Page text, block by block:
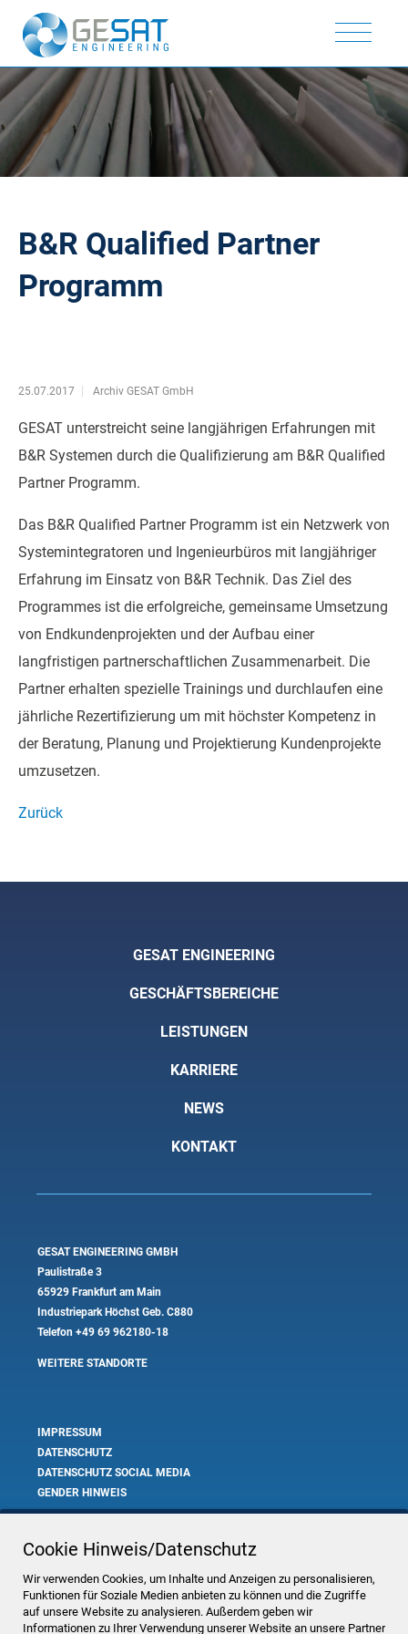
B&R Qualified Partner
Programm
25.07.2017 Archiv GESAT GmbH
GESAT unterstreicht seine langjährigen Erfahrungen mit
B&R Systemen durch die Qualifizierung am B&R Qualified
Partner Programm.
Das B&R Qualified Partner Programm ist ein Netzwerk von
Systemintegratoren und Ingenieurbüros mit langjähriger
Erfahrung im Einsatz von B&R Technik. Das Ziel des
Programmes ist die erfolgreiche, gemeinsame Umsetzung
von Endkundenprojekten und der Aufbau einer
langfristigen partnerschaftlichen Zusammenarbeit. Die
Partner erhalten spezielle Trainings und durchlaufen eine
jährliche Rezertifizierung um mit höchster Kompetenz in
der Beratung, Planung und Projektierung Kundenprojekte
umzusetzen.
Zurück
GESAT ENGINEERING
GESCHÄFTSBEREICHE
LEISTUNGEN
KARRIERE
NEWS
KONTAKT
GESAT ENGINEERING GMBH
Paulistraße 3
65929 Frankfurt am Main
Industriepark Höchst Geb. C880
Telefon +49 69 962180-18
WEITERE STANDORTE
IMPRESSUM
DATENSCHUTZ
DATENSCHUTZ SOCIAL MEDIA
GENDER HINWEIS
GESAT ENGINEERING GMBH
Cookie Hinweis/Datenschutz
Wir verwenden Cookies, um Inhalte und Anzeigen zu personalisieren,
Funktionen für Soziale Medien anbieten zu können und die Zugriffe
auf unsere Website zu analysieren. Außerdem geben wir
Informationen zu Ihrer Verwendung unserer Website an unsere Partner